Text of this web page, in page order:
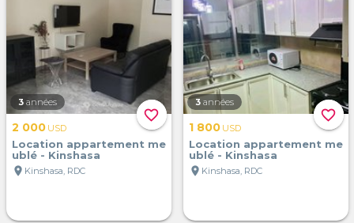
favorite_border
3 années
2 000 USD
Location appartement me
ublé - Kinshasa
location_on Kinshasa, RDC
favorite_border
3 années
1 800 USD
Location appartement me
ublé - Kinshasa
location_on Kinshasa, RDC